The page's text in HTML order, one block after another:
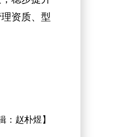
资质、型
： 赵朴煜 】